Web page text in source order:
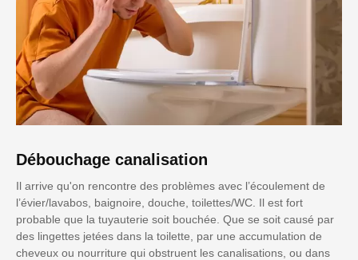
Débouchage canalisation
Il arrive qu'on rencontre des problèmes avec l’écoulement de
l’évier/lavabos, baignoire, douche, toilettes/WC. Il est fort
probable que la tuyauterie soit bouchée. Que se soit causé par
des lingettes jetées dans la toilette, par une accumulation de
cheveux ou nourriture qui obstruent les canalisations, ou dans